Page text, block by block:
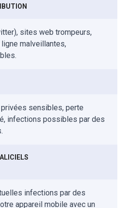
sites web trompeurs,
malveillantes,
sensibles, perte
infections possibles par des
infections par des
appareil mobile avec un